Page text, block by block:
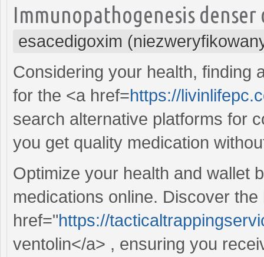
Immunopathogenesis
esacedigoxim
Considering your health, finding
for the <a href=https://
search alternative platforms for
you get quality medication
Optimize your health and wallet
medications online. Discover the
href="https://
ventolin</a> , ensuring you